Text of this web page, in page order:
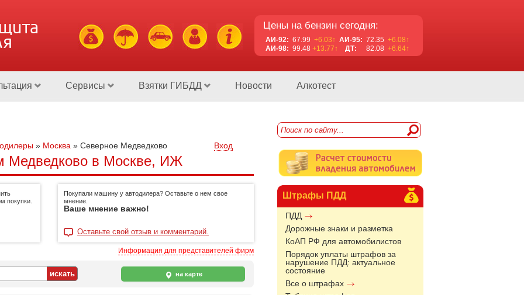
Цены на бензин сегодня:
АИ-92: 67.99 +6.03↑ АИ-95: 72.35 +6.08↑
АИ-98: 99.48 +13.77↑ ДТ: 82.08 +6.64↑
Сервисы Взятки ГИБДД Новости Алкотест
Штрафы ПДД
ПДД
Дорожные знаки и разметка
КоАП РФ для автомобилистов
Порядок уплаты штрафов за
нарушение ПДД: актуальное
состояние
Все о штрафах
» Москва » Северное Медведково Вход
Медведково в Москве, ИЖ
покупки.
Покупали машину у автодилера? Оставьте о нем свое
мнение.
Ваше мнение важно!
Оставьте свой отзыв и комментарий.
Информация для представителей фирм
на карте